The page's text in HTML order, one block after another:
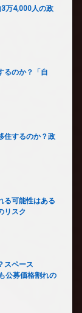
万4,000人の政
るのか？「自
住するのか？政
る可能性はある
リスク
スペース
公募価格割れの